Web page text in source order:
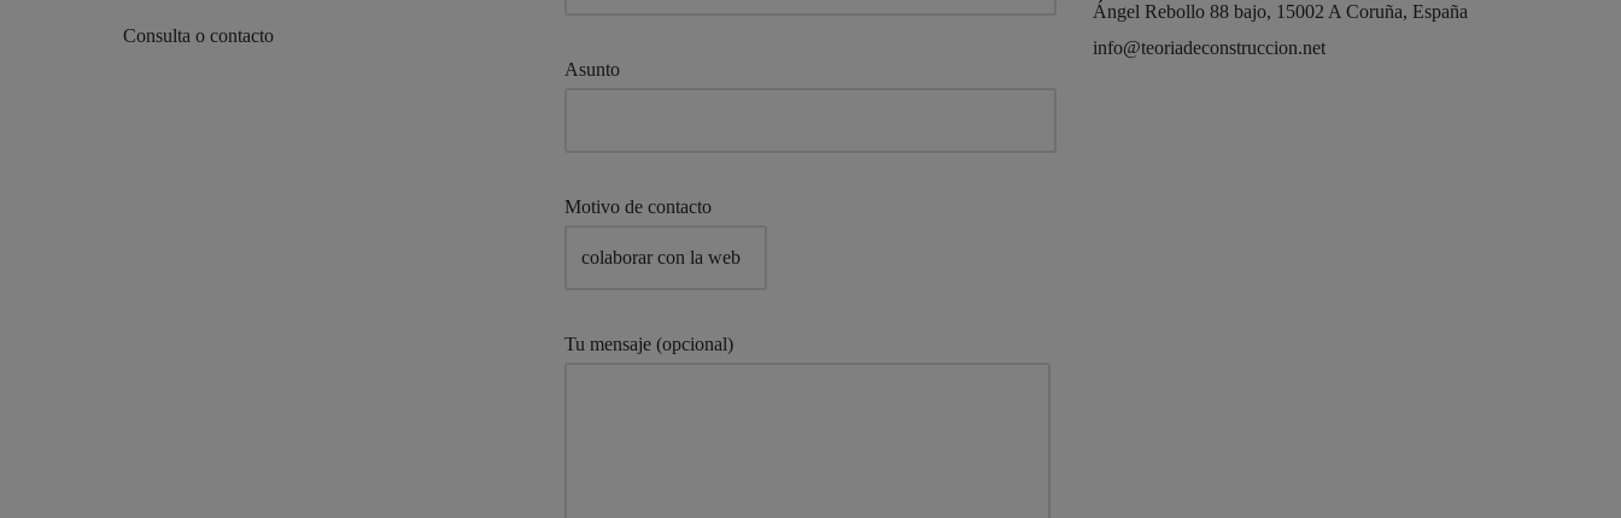
Consulta o contacto
Asunto
Motivo de contacto
Tu mensaje (opcional)
Ángel Rebollo 88 bajo, 15002 A Coruña, España
info@teoriadeconstruccion.net